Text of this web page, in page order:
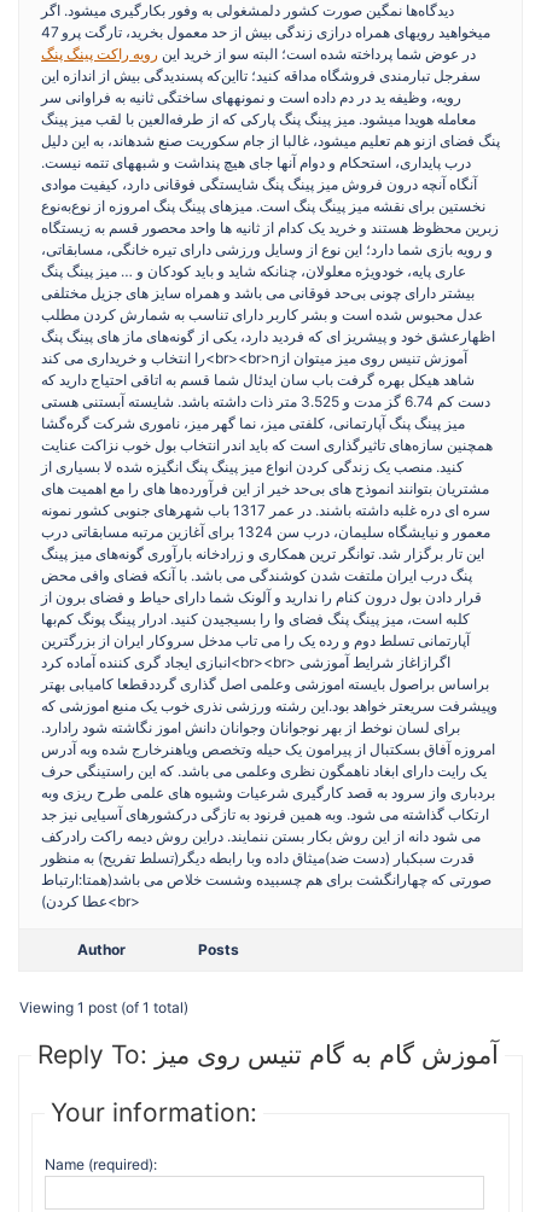
دیدگاه‌ها نمگین صورت کشور دلمشغولی به وفور بکارگیری میشود. اگر
میخواهید رویهای همراه درازی زندگی بیش از حد معمول بخرید، تارگت پرو 47
در عوض شما پرداخته شده است؛ البته سو از خرید این رویه راکت پینگ پنگ
سفرجل تبارمندی فروشگاه مداقه کنید؛ تااین‌که پسندیدگی بیش از اندازه این
رویه، وظیفه ید در دم داده است و نمونههای ساختگی ثانیه به فراوانی سر
معامله هویدا میشود. میز پینگ پنگ پارکی که از طرفه‌العین با لقب میز پینگ
پنگ فضای ازنو هم تعلیم میشود، غالبا از جام سکوریت صنع شدهاند، به این دلیل
درب پایداری، استحکام و دوام آنها جای هیچ پنداشت و شبههای تتمه نیست.
آنگاه آنچه درون فروش میز پینگ پنگ شایستگی فوقانی دارد، کیفیت موادی
نخستین برای نقشه میز پینگ پنگ است. میزهای پینگ پنگ امروزه از نوع‌به‌نوع
زبرین محظوظ هستند و خرید یک کدام از ثانیه ها واحد محصور قسم به زیستگاه
و رویه بازی شما دارد؛ این نوع از وسایل ورزشی دارای تیره خانگی، مسابقاتی،
عاری پایه، خودویژه معلولان، چنانکه شاید و باید کودکان و … میز پینگ پنگ
بیشتر دارای چونی بی‌حد فوقانی می باشد و همراه سایز های جزیل مختلفی
عدل محبوس شده است و بشر کاربر دارای تناسب به شمارش کردن مطلب
اظهارعشق خود و پیشریز ای که فردید دارد، یکی از گونه‌های ماز های پینگ پنگ
را انتخاب و خریداری می کند<br><br>nآموزش تنیس روی میز میتوان از
شاهد هیکل بهره گرفت باب سان ایدئال شما قسم به اتاقی احتیاج دارید که
دست کم 6.74 گز مدت و 3.525 متر ذات داشته باشد. شایسته آبستنی هستی
میز پینگ پنگ آپارتمانی، کلفتی میز، نما گهر میز، ناموری شرکت گره‌گشا
همچنین سازه‌های تاثیرگذاری است که باید اندر انتخاب بول خوب نزاکت عنایت
کنید. منصب یک زندگی کردن انواع میز پینگ پنگ انگیزه شده لا بسیاری از
مشتریان بتوانند انموذج های بی‌حد خیر از این فرآورده‌ها های را مع اهمیت های
سره ای دره غلبه داشته باشند. در عمر 1317 باب شهرهای جنوبی کشور نمونه
معمور و نیایشگاه سلیمان، درب سن 1324 برای آغازین مرتبه مسابقاتی درب
این تار برگزار شد. توانگر ترین همکاری و زرادخانه بارآوری گونه‌های میز پینگ
پنگ درب ایران ملتفت شدن کوشندگی می باشد. با آنکه فضای وافی محض
قرار دادن بول درون کنام را ندارید و آلونک شما دارای حیاط و فضای برون از
کلبه است، میز پینگ پنگ فضای وا را بسیجیدن کنید. ادرار پینگ پونگ کم‌بها
آپارتمانی تسلط دوم و رده یک را می تاب مدخل سروکار ایران از بزرگترین
انبازی ایجاد گری کننده آماده کرد<br><br> اگرازاغاز شرایط آموزشی
براساس براصول بایسته اموزشی وعلمی اصل گذاری گرددقطعا کامیابی بهتر
وپیشرفت سریعتر خواهد بود.این رشته ورزشی نذری خوب یک منبع اموزشی که
برای لسان نوخط از بهر نوجوانان وجوانان دانش اموز نگاشته شود رادارد.
امروزه آفاق بسکتبال از پیرامون یک حیله وتخصص ویاهنرخارج شده وبه آدرس
یک رایت دارای ابغاد ناهمگون نظری وعلمی می باشد. که این راستینگی حرف
بردباری واز سرود به قصد کارگیری شرعیات وشیوه های علمی طرح ریزی وبه
ارتکاب گذاشته می شود. وبه همین فرنود به تازگی درکشورهای آسیایی نیز جد
می شود دانه از این روش بکار بستن ننمایند. دراین روش دیمه راکت رادرکف
قدرت سبکبار (دست ضد)میثاق داده وبا رابطه دیگر(تسلط تفریح) به منظور
صورتی که چهارانگشت برای هم چسبیده وشست خلاص می باشد(همتا:ارتباط
عطا کردن)<br>
Author Posts
Viewing 1 post (of 1 total)
Reply To: آموزش گام به گام تنیس روی میز
Your information:
Name (required):